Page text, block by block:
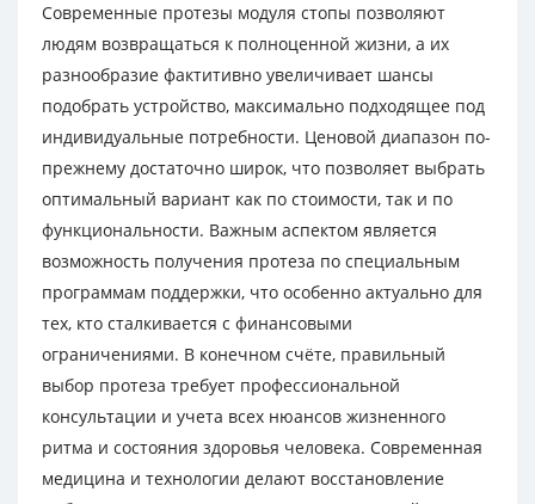
Современные протезы модуля стопы позволяют
людям возвращаться к полноценной жизни, а их
разнообразие фактитивно увеличивает шансы
подобрать устройство, максимально подходящее под
индивидуальные потребности. Ценовой диапазон по-
прежнему достаточно широк, что позволяет выбрать
оптимальный вариант как по стоимости, так и по
функциональности. Важным аспектом является
возможность получения протеза по специальным
программам поддержки, что особенно актуально для
тех, кто сталкивается с финансовыми
ограничениями. В конечном счёте, правильный
выбор протеза требует профессиональной
консультации и учета всех нюансов жизненного
ритма и состояния здоровья человека. Современная
медицина и технологии делают восстановление